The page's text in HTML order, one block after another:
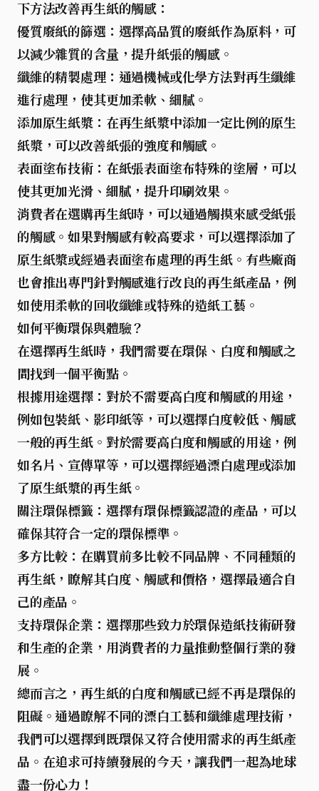
下方法改善再生紙的觸感：
優質廢紙的篩選：選擇高品質的廢紙作為原料，可
以減少雜質的含量，提升紙張的觸感。
纖維的精製處理：通過機械或化學方法對再生纖維
進行處理，使其更加柔軟、細膩。
添加原生紙漿：在再生紙漿中添加一定比例的原生
紙漿，可以改善紙張的強度和觸感。
表面塗布技術：在紙張表面塗布特殊的塗層，可以
使其更加光滑、細膩，提升印刷效果。
消費者在選購再生紙時，可以通過觸摸來感受紙張
的觸感。如果對觸感有較高要求，可以選擇添加了
原生紙漿或經過表面塗布處理的再生紙。有些廠商
也會推出專門針對觸感進行改良的再生紙產品，例
如使用柔軟的回收纖維或特殊的造紙工藝。
如何平衡環保與體驗？
在選擇再生紙時，我們需要在環保、白度和觸感之
間找到一個平衡點。
根據用途選擇：對於不需要高白度和觸感的用途，
例如包裝紙、影印紙等，可以選擇白度較低、觸感
一般的再生紙。對於需要高白度和觸感的用途，例
如名片、宣傳單等，可以選擇經過漂白處理或添加
了原生紙漿的再生紙。
關注環保標籤 ：選擇有環保標籤認證的產品，可以
確保其符合一定的環保標準。
多方比較 ：在購買前多比較不同品牌、不同種類的
再生紙，瞭解其白度、觸感和價格，選擇最適合自
己的產品。
支持環保企業 ：選擇那些致力於環保造紙技術研發
和生產的企業，用消費者的力量推動整個行業的發
展。
總而言之，再生紙的白度和觸感已經不再是環保的
阻礙。通過瞭解不同的漂白工藝和纖維處理技術，
我們可以選擇到既環保又符合使用需求的再生紙產
品。在追求可持續發展的今天，讓我們一起為地球
盡一份心力！